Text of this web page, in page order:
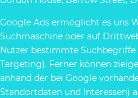
Google Ads ermöglicht es uns
Suchmaschine oder auf
Nutzer bestimmte
Targeting). Ferner können
anhand der bei Google
Standortdaten und Interessen)